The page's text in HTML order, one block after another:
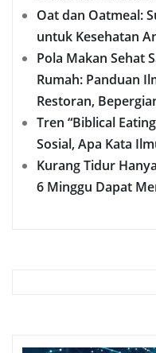
Oat dan Oatmeal:
untuk Kesehatan
Pola Makan Sehat
Rumah: Panduan
Restoran,
Tren “Biblical
Sosial, Apa Kata
Kurang Tidur
6 Minggu Dapat